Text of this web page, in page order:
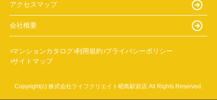
アクセスマップ
会社概要
マンションカタログ 利用規約 プライバシーポリシー
サイトマップ
Copyright(c) 株式会社ライフクリエイト昭島駅前店 All Rights Reserved.